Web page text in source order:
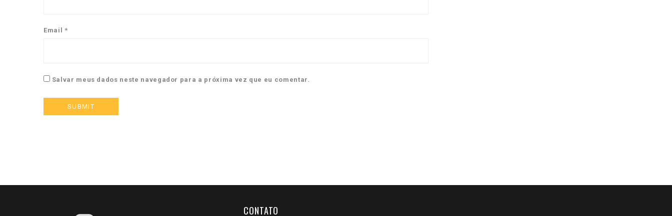
Email *
Salvar meus dados neste navegador para a próxima vez que eu comentar.
CONTATO